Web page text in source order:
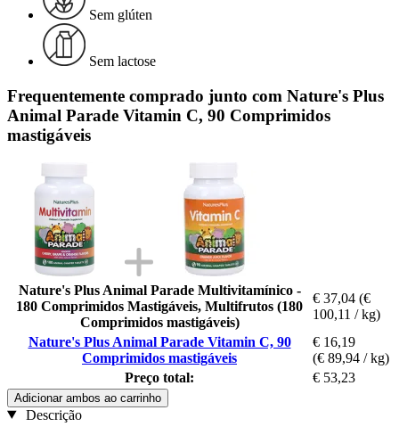
Sem glúten
Sem lactose
Frequentemente comprado junto com Nature's Plus
Animal Parade Vitamin C, 90 Comprimidos
mastigáveis
Nature's Plus Animal Parade Multivitamínico -
180 Comprimidos Mastigáveis, Multifrutos (180
Comprimidos mastigáveis)
€ 37,04 (€
100,11 / kg)
Nature's Plus Animal Parade Vitamin C, 90
Comprimidos mastigáveis
€ 16,19
(€ 89,94 / kg)
Preço total:
€ 53,23
Adicionar ambos ao carrinho
Descrição